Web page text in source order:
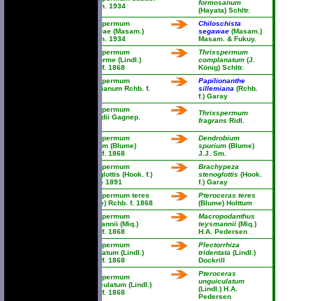
Masam. 1934
formosanum
(Hayata) Schltr.
Thrixspermum
segawae (Masam.)
Masam. 1934
Chiloschista
segawae (Masam.)
Masam. & Fukuy.
Thrixspermum
serriforme (Lindl.)
Rchb. f. 1868
Thrixspermum
complanatum (J.
König) Schltr.
Thrixspermum
sillemianum Rchb. f.
Papilionanthe
sillemiana (Rchb.
f.) Garay
Thrixspermum
simondii Gagnep.
Thrixspermum
fragrans Ridl.
Thrixspermum
spurium (Blume)
Rchb. f. 1868
Dendrobium
spurium (Blume)
J.J. Sm.
Thrixspermum
stenoglottis (Hook. f.)
Kuntze 1891
Brachypeza
stenoglottis (Hook.
f.) Garay
Thrixspermum teres
(Blume) Rchb. f. 1868
Pteroceras teres
(Blume) Holttum
Thrixspermum
teysmannii (Miq.)
Rchb. f. 1868
Macropodanthus
teysmannii (Miq.)
H.A. Pedersen
Thrixspermum
tridentatum (Lindl.)
Rchb. f. 1868
Plectorrhiza
tridentata (Lindl.)
Dockrill
Thrixspermum
unguiculatum (Lindl.)
Rchb. f. 1868
Pteroceras
unguiculatum
(Lindl.) H.A.
Pedersen